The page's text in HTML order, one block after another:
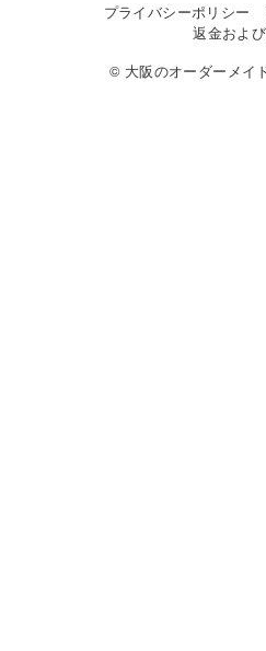
プライバシーポリシー
返金およ
© 大阪のオーダーメイ